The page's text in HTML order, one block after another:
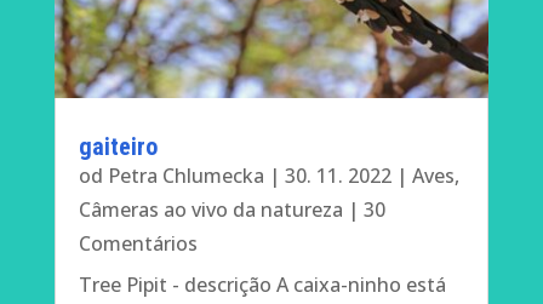
gaiteiro
od Petra Chlumecka | 30. 11. 2022| Aves,
Câmeras ao vivo da natureza | 30
Comentários
Tree Pipit - descrição A caixa-ninho está